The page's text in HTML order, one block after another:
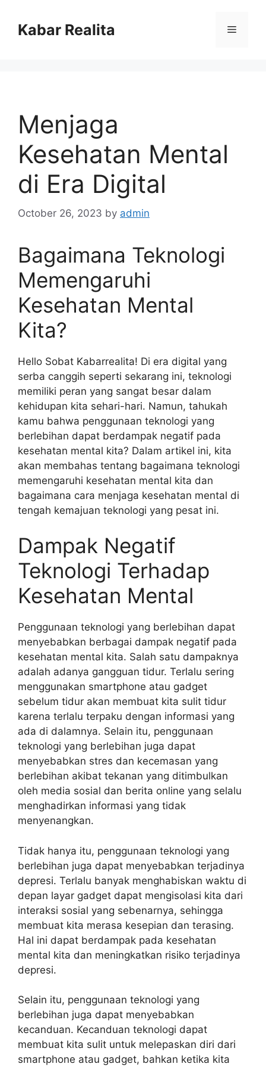
contentKabar Realita Menu
Menjaga
Kesehatan Mental
di Era Digital
October 26, 2023 by admin
Bagaimana Teknologi
Memengaruhi
Kesehatan Mental
Kita?
Hello Sobat Kabarrealita! Di era digital yang
serba canggih seperti sekarang ini, teknologi
memiliki peran yang sangat besar dalam
kehidupan kita sehari-hari. Namun, tahukah
kamu bahwa penggunaan teknologi yang
berlebihan dapat berdampak negatif pada
kesehatan mental kita? Dalam artikel ini, kita
akan membahas tentang bagaimana teknologi
memengaruhi kesehatan mental kita dan
bagaimana cara menjaga kesehatan mental di
tengah kemajuan teknologi yang pesat ini.
Dampak Negatif
Teknologi Terhadap
Kesehatan Mental
Penggunaan teknologi yang berlebihan dapat
menyebabkan berbagai dampak negatif pada
kesehatan mental kita. Salah satu dampaknya
adalah adanya gangguan tidur. Terlalu sering
menggunakan smartphone atau gadget
sebelum tidur akan membuat kita sulit tidur
karena terlalu terpaku dengan informasi yang
ada di dalamnya. Selain itu, penggunaan
teknologi yang berlebihan juga dapat
menyebabkan stres dan kecemasan yang
berlebihan akibat tekanan yang ditimbulkan
oleh media sosial dan berita online yang selalu
menghadirkan informasi yang tidak
menyenangkan.
Tidak hanya itu, penggunaan teknologi yang
berlebihan juga dapat menyebabkan terjadinya
depresi. Terlalu banyak menghabiskan waktu di
depan layar gadget dapat mengisolasi kita dari
interaksi sosial yang sebenarnya, sehingga
membuat kita merasa kesepian dan terasing.
Hal ini dapat berdampak pada kesehatan
mental kita dan meningkatkan risiko terjadinya
depresi.
Selain itu, penggunaan teknologi yang
berlebihan juga dapat menyebabkan
kecanduan. Kecanduan teknologi dapat
membuat kita sulit untuk melepaskan diri dari
smartphone atau gadget, bahkan ketika kita